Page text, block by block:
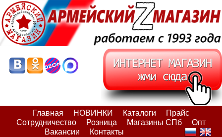
Главная НОВИНКИ Каталоги
Прайс
Сотрудничество
Розница Магазины СПб
Опт
Вакансии
Контакты